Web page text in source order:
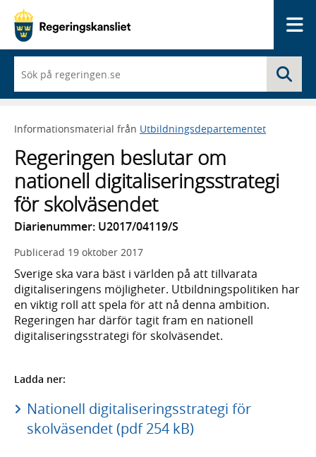
du
börjar
skriva
framträder
lista
med
sökförslag
Informationsmaterial från Utbildningsdepartementet
Regeringen beslutar om
nationell digitaliseringsstrategi
för skolväsendet
Diarienummer: U2017/04119/S
Publicerad 19 oktober 2017
Sverige ska vara bäst i världen på att tillvarata
digitaliseringens möjligheter. Utbildningspolitiken har
en viktig roll att spela för att nå denna ambition.
Regeringen har därför tagit fram en nationell
digitaliseringsstrategi för skolväsendet.
Ladda ner:
Nationell digitaliseringsstrategi för
skolväsendet (pdf 254 kB)